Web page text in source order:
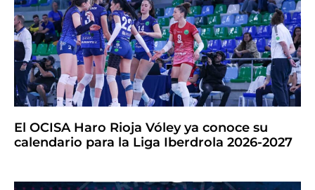
El OCISA Haro Rioja Vóley ya conoce su
calendario para la Liga Iberdrola 2026-2027